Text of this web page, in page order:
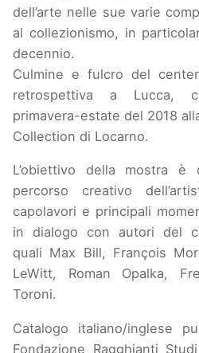
dell’arte nelle sue varie
al collezionismo, in
decennio.
Culmine e fulcro del
retrospettiva a Lucca,
primavera-estate del 2018
Collection di Locarno.
L’obiettivo della mostra è
percorso creativo
capolavori e principali
in dialogo con autori del
quali Max Bill, François
LeWitt, Roman Opalka,
Toroni.
Catalogo italiano/inglese
Fondazione Ragghianti